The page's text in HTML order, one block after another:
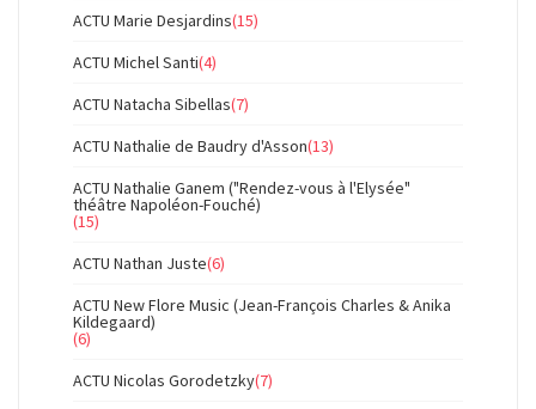
ACTU Marie Desjardins(15)
ACTU Michel Santi(4)
ACTU Natacha Sibellas(7)
ACTU Nathalie de Baudry d'Asson(13)
ACTU Nathalie Ganem ("Rendez-vous à l'Elysée"
théâtre Napoléon-Fouché)
(15)
ACTU Nathan Juste(6)
ACTU New Flore Music (Jean-François Charles & Anika
Kildegaard)
(6)
ACTU Nicolas Gorodetzky(7)